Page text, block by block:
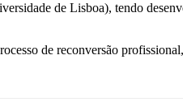
de Lisboa), tendo
de reconversão